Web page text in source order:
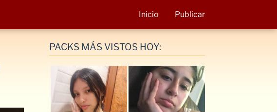
Inicio Publicar
PACKS MÁS VISTOS HOY: